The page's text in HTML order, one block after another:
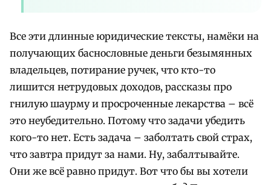
Все эти длинные юридические тексты, намёки на
получающих баснословные деньги безымянных
владельцев, потирание ручек, что кто-то
лишится нетрудовых доходов, рассказы про
гнилую шаурму и просроченные лекарства – всё
это неубедительно. Потому что задачи убедить
кого-то нет. Есть задача – заболтать свой страх,
что завтра придут за нами. Ну, забалтывайте.
Они же всё равно придут. Вот что бы вы хотели